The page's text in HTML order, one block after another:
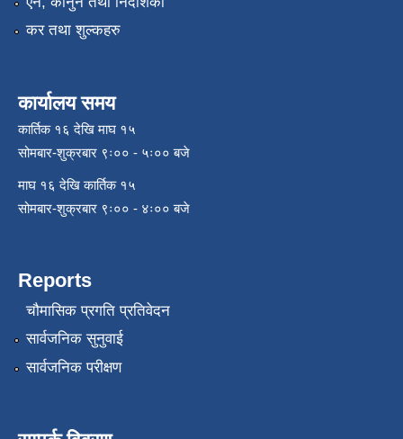
कर तथा शुल्कहरु
कार्यालय समय
कार्तिक १६ देखि माघ १५
सोमबार-शुक्रबार ९ः०० - ५ः०० बजे
माघ १६ देखि कार्तिक १५
सोमबार-शुक्रबार ९ः०० - ४ः०० बजे
Reports
चौमासिक प्रगति प्रतिवेदन
सार्वजनिक सुनुवाई
सार्वजनिक परीक्षण